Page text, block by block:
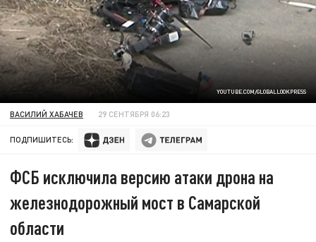
YOUTUBE.COM/GLOBALLOOKPRESS
ВАСИЛИЙ ХАБАЧЕВ 29 СЕНТЯБРЯ 06:23
ПОДПИШИТЕСЬ:
ФСБ исключила версию атаки дрона на
железнодорожный мост в Самарской
области